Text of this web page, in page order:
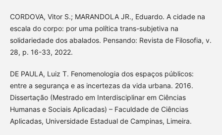
CORDOVA, Vitor S.; MARANDOLA JR., Eduardo. A cidade na
escala do corpo: por uma política trans-subjetiva na
solidariedade dos abalados. Pensando: Revista de Filosofia, v.
28, p. 16-33, 2022.
DE PAULA, Luiz T. Fenomenologia dos espaços públicos:
entre a segurança e as incertezas da vida urbana. 2016.
Dissertação (Mestrado em Interdisciplinar em Ciências
Humanas e Sociais Aplicadas) – Faculdade de Ciências
Aplicadas, Universidade Estadual de Campinas, Limeira.